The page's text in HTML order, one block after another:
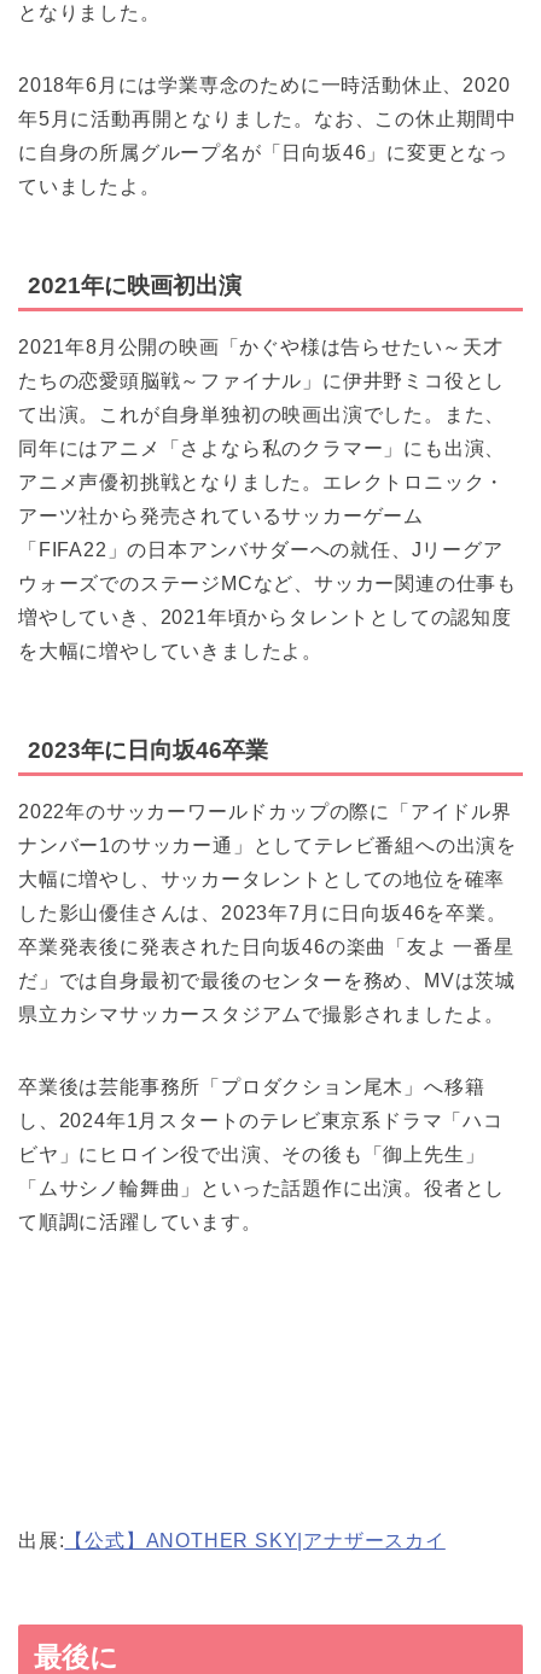
となりました。
2018年6月には学業専念のために一時活動休止、2020
年5月に活動再開となりました。なお、この休止期間中
に自身の所属グループ名が「日向坂46」に変更となっ
ていましたよ。
2021年に映画初出演
2021年8月公開の映画「かぐや様は告らせたい～天才
たちの恋愛頭脳戦～ファイナル」に伊井野ミコ役とし
て出演。これが自身単独初の映画出演でした。また、
同年にはアニメ「さよなら私のクラマー」にも出演、
アニメ声優初挑戦となりました。エレクトロニック・
アーツ社から発売されているサッカーゲーム
「FIFA22」の日本アンバサダーへの就任、Jリーグア
ウォーズでのステージMCなど、サッカー関連の仕事も
増やしていき、2021年頃からタレントとしての認知度
を大幅に増やしていきましたよ。
2023年に日向坂46卒業
2022年のサッカーワールドカップの際に「アイドル界
ナンバー1のサッカー通」としてテレビ番組への出演を
大幅に増やし、サッカータレントとしての地位を確率
した影山優佳さんは、2023年7月に日向坂46を卒業。
卒業発表後に発表された日向坂46の楽曲「友よ 一番星
だ」では自身最初で最後のセンターを務め、MVは茨城
県立カシマサッカースタジアムで撮影されましたよ。
卒業後は芸能事務所「プロダクション尾木」へ移籍
し、2024年1月スタートのテレビ東京系ドラマ「ハコ
ビヤ」にヒロイン役で出演、その後も「御上先生」
「ムサシノ輪舞曲」といった話題作に出演。役者とし
て順調に活躍しています。
出展: 【公式】ANOTHER SKY|アナザースカイ
最後に